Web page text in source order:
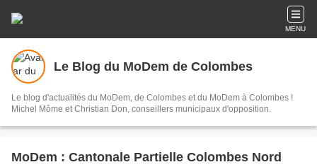
MENU
Le Blog du MoDem de Colombes
Le blog d'actualités du MoDem, de Colombes et du MoDem à Colombes !
Michel Môme et Christian Don, conseillers municipaux d'opposition.
MoDem : Cantonale Partielle Colombes Nord